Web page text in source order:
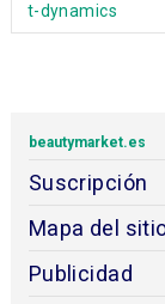
t-dynamics
beautymarket.es
Suscripción
Mapa del
Publicidad